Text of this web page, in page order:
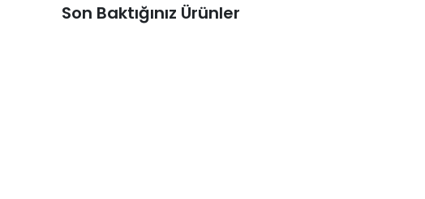
Son Baktığınız Ürünler